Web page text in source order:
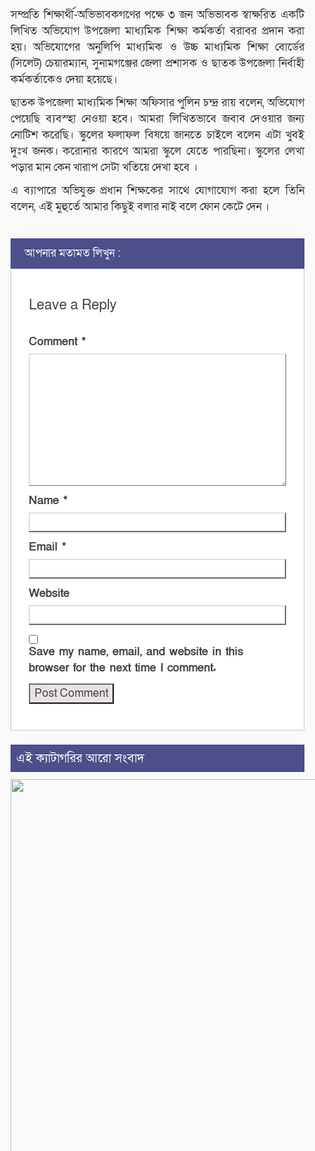
সম্প্রতি শিক্ষার্থী-অভিভাবকগণের পক্ষে ৩ জন অভিভাবক স্বাক্ষরিত একটি
লিখিত অভিযোগ উপজেলা মাধ্যমিক শিক্ষা কর্মকর্তা বরাবর প্রদান করা
হয়। অভিযোগের অনুলিপি মাধ্যমিক ও উচ্চ মাধ্যমিক শিক্ষা বোর্ডের
(সিলেট) চেয়ারম্যান, সুনামগঞ্জের জেলা প্রশাসক ও ছাতক উপজেলা নির্বাহী
কর্মকর্তাকেও দেয়া হয়েছে।
ছাতক উপজেলা মাধ্যমিক শিক্ষা অফিসার পুলিন চন্দ্র রায় বলেন, অভিযোগ
পেয়েছি ব্যবস্হা নেওয়া হবে। আমরা লিখিতভাবে জবাব দেওয়ার জন্য
নোটিশ করেছি। স্কুলের ফলাফল বিষয়ে জানতে চাইলে বলেন এটা খুবই
দুঃখ জনক। করোনার কারণে আমরা স্কুলে যেতে পারছিনা। স্কুলের লেখা
পড়ার মান কেন খারাপ সেটা খতিয়ে দেখা হবে ।
এ ব্যাপারে অভিযুক্ত প্রধান শিক্ষকের সাথে যোগাযোগ করা হলে তিনি
বলেন, এই মুহুর্তে আমার কিছুই বলার নাই বলে ফোন কেটে দেন ।
আপনার মতামত লিখুন :
Leave a Reply
Comment *
Name *
Email *
Website
Save my name, email, and website in this
browser for the next time I comment.
এই ক্যাটাগরির আরো সংবাদ